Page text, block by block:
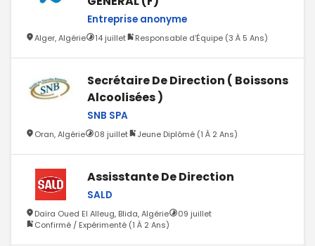
Entreprise anonyme
Alger, Algérie 14 juillet Responsable d'Équipe (3 À 5 Ans)
Secrétaire De Direction ( Boissons
Alcoolisées )
SNB SPA
Oran, Algérie 08 juillet Jeune Diplômé (1 À 2 Ans)
Assisstante De Direction
SALD
Daïra Oued El Alleug, Blida, Algérie
09 juillet
Confirmé / Expérimenté (1 À 2 Ans)